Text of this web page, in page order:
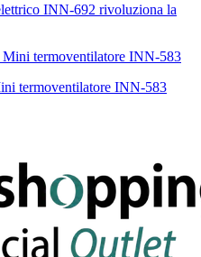
INN-692 rivoluziona la
termoventilatore INN-583